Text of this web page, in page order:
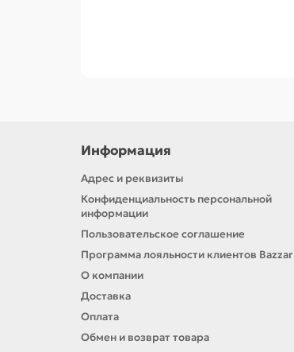
Информация
Адрес и реквизиты
Конфиденциальность персональной
информации
Пользовательское соглашение
Программа лояльности клиентов Bazzar
О компании
Доставка
Оплата
Обмен и возврат товара